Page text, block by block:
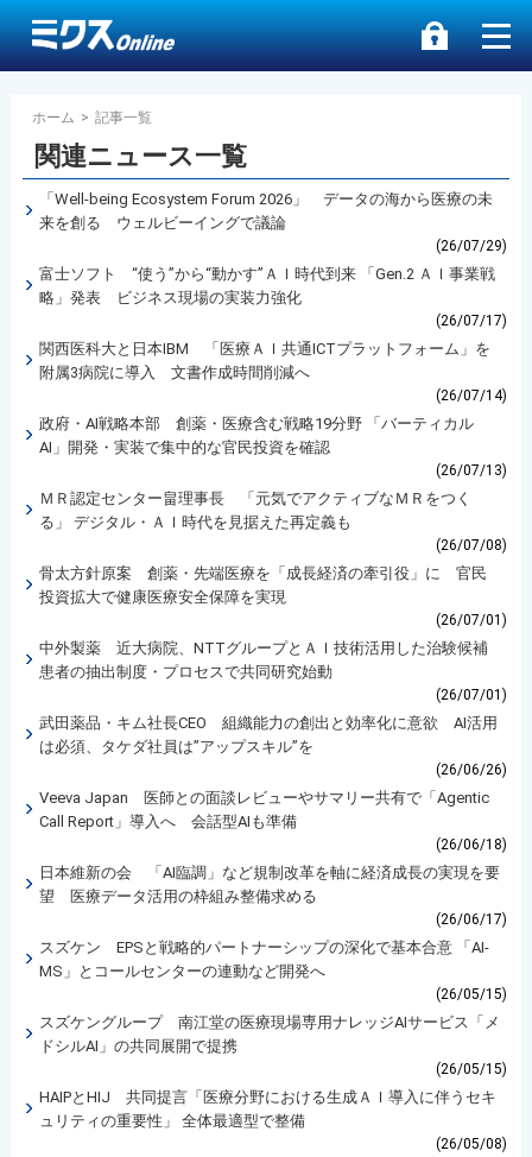
ホーム > 記事一覧
関連ニュース一覧
「Well-being Ecosystem Forum 2026」 データの海から医療の未
来を創る ウェルビーイングで議論
(26/07/29)
富士ソフト “使う”から“動かす”ＡＩ時代到来 「Gen.2 ＡＩ事業戦
略」発表 ビジネス現場の実装力強化
(26/07/17)
関西医科大と日本IBM 「医療ＡＩ共通ICTプラットフォーム」を
附属3病院に導入 文書作成時間削減へ
(26/07/14)
政府・AI戦略本部 創薬・医療含む戦略19分野 「バーティカル
AI」開発・実装で集中的な官民投資を確認
(26/07/13)
ＭＲ認定センター畠理事長 「元気でアクティブなＭＲをつく
る」 デジタル・ＡＩ時代を見据えた再定義も
(26/07/08)
骨太方針原案 創薬・先端医療を「成長経済の牽引役」に 官民
投資拡大で健康医療安全保障を実現
(26/07/01)
中外製薬 近大病院、NTTグループとＡＩ技術活用した治験候補
患者の抽出制度・プロセスで共同研究始動
(26/07/01)
武田薬品・キム社長CEO 組織能力の創出と効率化に意欲 AI活用
は必須、タケダ社員は”アップスキル”を
(26/06/26)
Veeva Japan 医師との面談レビューやサマリー共有で「Agentic
Call Report」導入へ 会話型AIも準備
(26/06/18)
日本維新の会 「AI臨調」など規制改革を軸に経済成長の実現を要
望 医療データ活用の枠組み整備求める
(26/06/17)
スズケン EPSと戦略的パートナーシップの深化で基本合意 「AI-
MS」とコールセンターの連動など開発へ
(26/05/15)
スズケングループ 南江堂の医療現場専用ナレッジAIサービス「メ
ドシルAI」の共同展開で提携
(26/05/15)
HAIPとHIJ 共同提言「医療分野における生成ＡＩ導入に伴うセキ
ュリティの重要性」 全体最適型で整備
(26/05/08)